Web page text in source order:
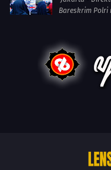
Bareskrim Polri